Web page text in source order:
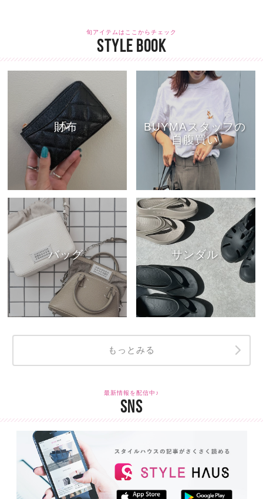
旬アイテムはここからチェック
STYLE BOOK
財布
BUYMAスタッフの
自腹買い
バッグ サンダル
もっとみる
最新情報を配信中♪
SNS